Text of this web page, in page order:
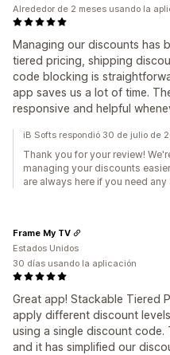
Managing our discounts has
tiered pricing, shipping
code blocking is
app saves us a lot of time.
responsive and helpful
Alrededor de 2 meses usando la
iB Softs respondió 30 de julio de
Thank you for your review!
managing your discounts
are always here if you need
Great app! Stackable Tiered
apply different discount
using a single discount
and it has simplified our
Frame My TV
Estados Unidos
30 días usando la aplicación